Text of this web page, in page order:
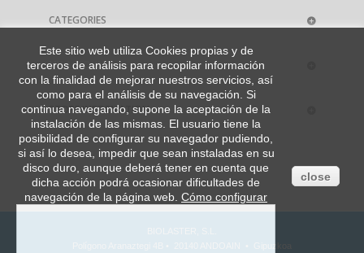
CATEGORIES
MY ACCOUNT
STORE INFORMATION
Este sitio web utiliza Cookies propias y de
terceros de análisis para recopilar información
con la finalidad de mejorar nuestros servicios, así
como para el análisis de su navegación. Si
continua navegando, supone la aceptación de la
instalación de las mismas. El usuario tiene la
posibilidad de configurar su navegador pudiendo,
si así lo desea, impedir que sean instaladas en su
disco duro, aunque deberá tener en cuenta que
dicha acción podrá ocasionar dificultades de
navegación de la página web. Cómo configurar
close